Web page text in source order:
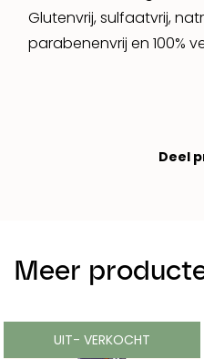
Glutenvrij, sulfaatvrij,
parabenenvrij en 100%
Deel
Meer
UIT- VERKOCHT